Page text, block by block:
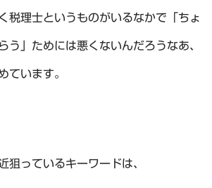
税理士というものがいるなかで「ちょ
う」ためには悪くないんだろうなあ、
ています。
狙っているキーワードは、